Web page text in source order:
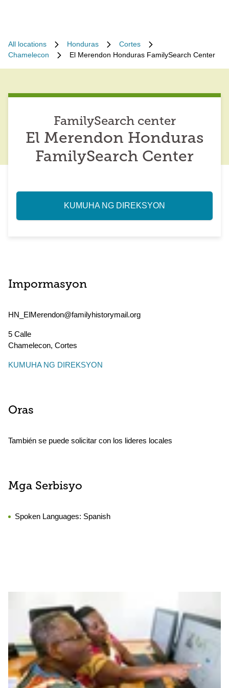
All locations Honduras
Cortes
Chamelecon
El Merendon Honduras FamilySearch Center
FamilySearch center
El Merendon Honduras
FamilySearch Center
KUMUHA NG DIREKSYON
Impormasyon
HN_ElMerendon@familyhistorymail.org
5 Calle
Chamelecon, Cortes
KUMUHA NG DIREKSYON
Oras
También se puede solicitar con los lideres locales
Mga Serbisyo
Spoken Languages: Spanish